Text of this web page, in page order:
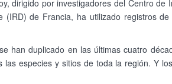
dirigido por investigadores del Centro de
de Francia, ha utilizado registros
han duplicado en las últimas cuatro
especies y sitios de toda la región. Y